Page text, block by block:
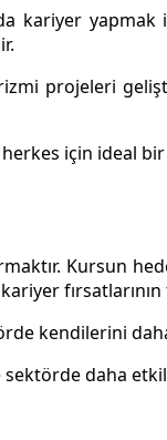
kariyer yapmak
projeleri
için ideal bir
Kursun
fırsatlarının
kendilerini
daha